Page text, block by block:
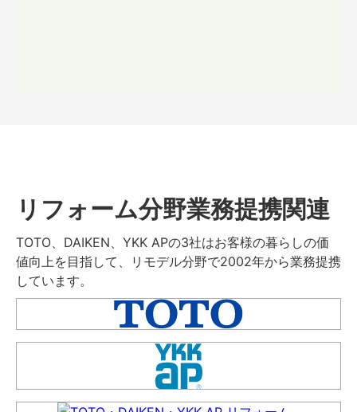
リフォーム分野業務提携関連
TOTO、DAIKEN、YKK APの3社はお客様の暮らしの価
値向上を目指して、リモデル分野で2002年から業務提携
しています。